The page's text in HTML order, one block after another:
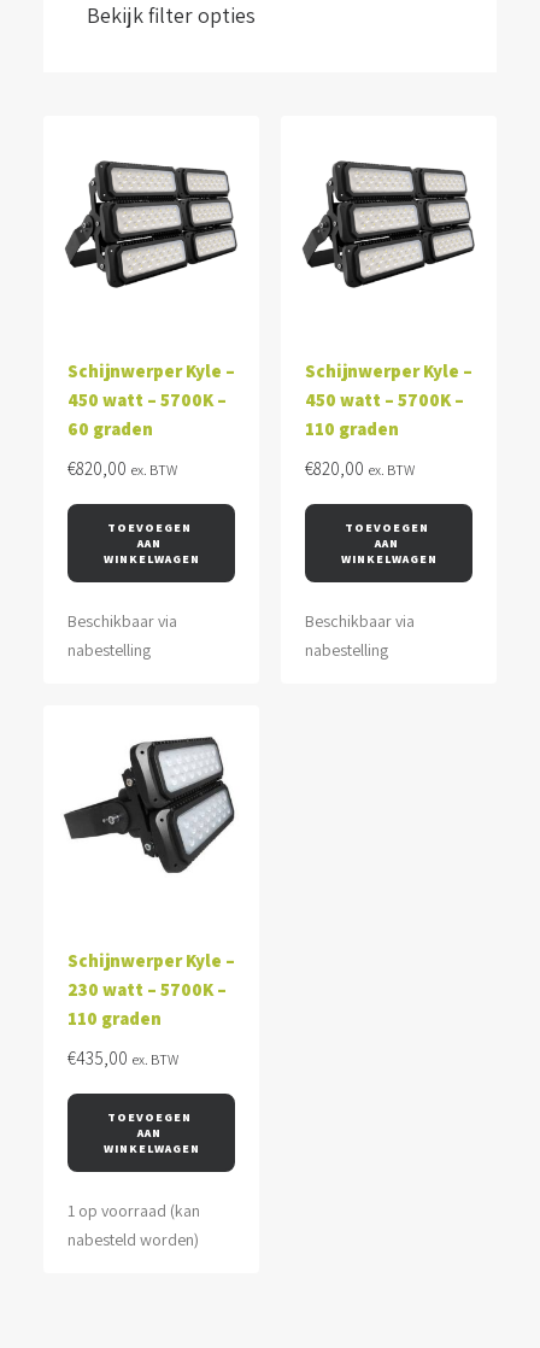
Bekijk filter opties
Schijnwerper Kyle –
450 watt – 5700K –
60 graden
€820,00 ex. BTW
TOEVOEGEN
AAN
WINKELWAGEN
Beschikbaar via
nabestelling
Schijnwerper Kyle –
450 watt – 5700K –
110 graden
€820,00 ex. BTW
TOEVOEGEN
AAN
WINKELWAGEN
Beschikbaar via
nabestelling
Schijnwerper Kyle –
230 watt – 5700K –
110 graden
€435,00 ex. BTW
TOEVOEGEN
AAN
WINKELWAGEN
1 op voorraad (kan
nabesteld worden)